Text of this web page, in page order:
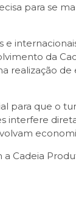
para se
e
da
realização
que o
Cadeia